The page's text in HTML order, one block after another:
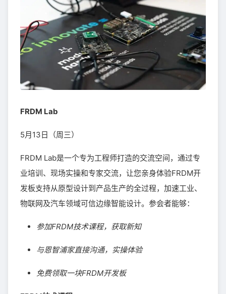
FRDM Lab
5月13日（周三）
FRDM Lab是一个专为工程师打造的交流空间，通过专
业培训、现场实操和专家交流，让您亲身体验FRDM开
发板支持从原型设计到产品生产的全过程，加速工业、
物联网及汽车领域可信边缘智能设计。参会者能够：
参加FRDM技术课程，获取新知
与恩智浦家直接沟通，实操体验
免费领取一块FRDM开发板